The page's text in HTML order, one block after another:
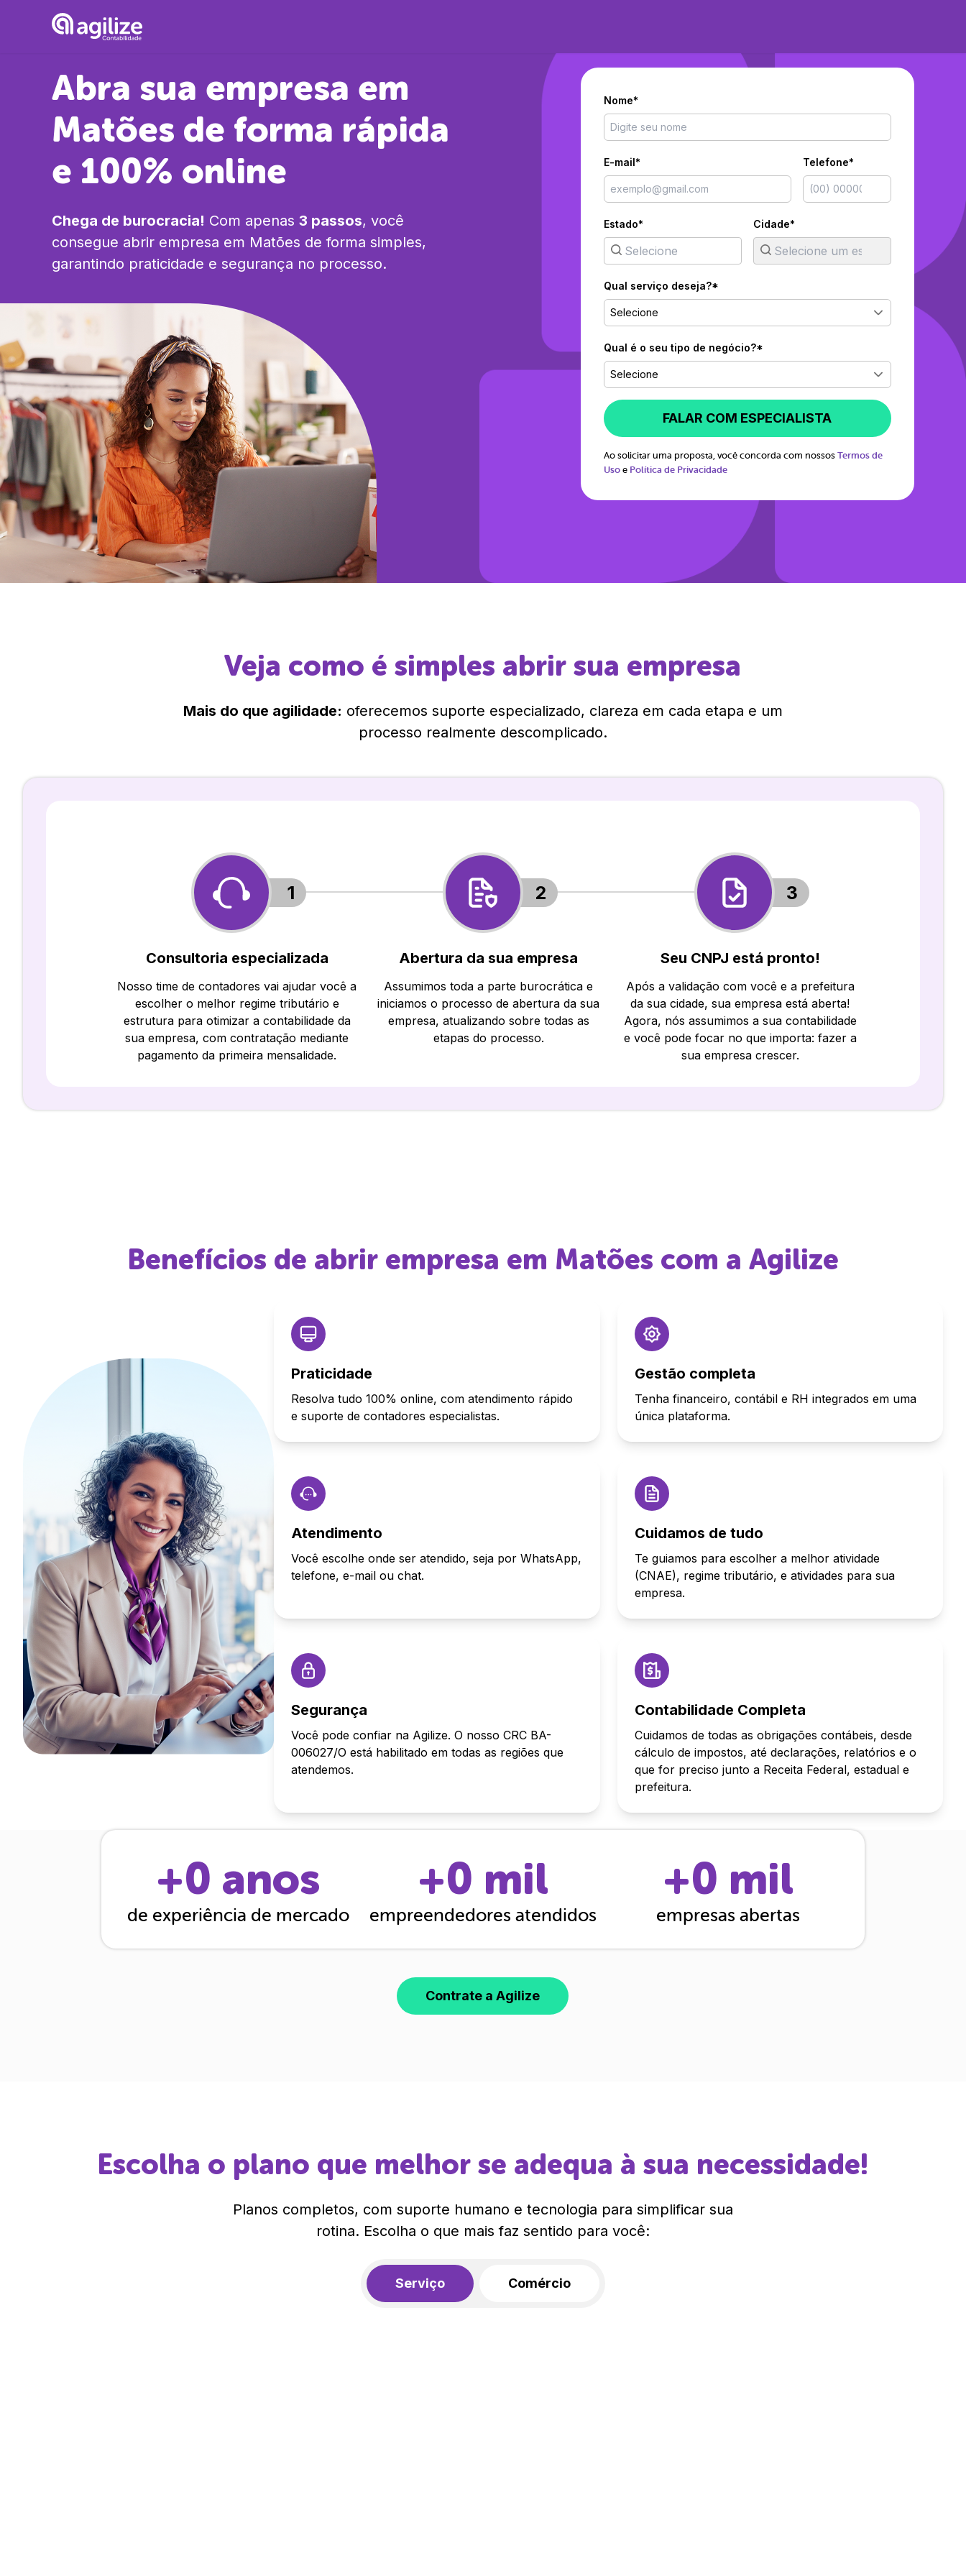
Abra sua empresa em
Matões de forma rápida
e 100% online
Chega de burocracia! Com apenas 3 passos, você
consegue abrir empresa em Matões de forma simples,
garantindo praticidade e segurança no processo.
Nome*
E-mail* Telefone*
Estado* Cidade*
Qual serviço deseja?*
Selecione
Qual é o seu tipo de negócio?*
Selecione
FALAR COM ESPECIALISTA
Ao solicitar uma proposta, você concorda com nossos Termos de
Uso e Política de Privacidade
Veja como é simples abrir sua empresa
Mais do que agilidade: oferecemos suporte especializado, clareza em cada etapa e um
processo realmente descomplicado.
1
Consultoria especializada
Nosso time de contadores vai ajudar você a
escolher o melhor regime tributário e
estrutura para otimizar a contabilidade da
sua empresa, com contratação mediante
pagamento da primeira mensalidade.
2
Abertura da sua empresa
Assumimos toda a parte burocrática e
iniciamos o processo de abertura da sua
empresa, atualizando sobre todas as
etapas do processo.
3
Seu CNPJ está pronto!
Após a validação com você e a prefeitura
da sua cidade, sua empresa está aberta!
Agora, nós assumimos a sua contabilidade
e você pode focar no que importa: fazer a
sua empresa crescer.
Benefícios de abrir empresa em Matões com a Agilize
Praticidade
Resolva tudo 100% online, com atendimento rápido
e suporte de contadores especialistas.
Gestão completa
Tenha financeiro, contábil e RH integrados em uma
única plataforma.
Atendimento
Você escolhe onde ser atendido, seja por WhatsApp,
telefone, e-mail ou chat.
Cuidamos de tudo
Te guiamos para escolher a melhor atividade
(CNAE), regime tributário, e atividades para sua
empresa.
Segurança
Você pode confiar na Agilize. O nosso CRC BA-
006027/O está habilitado em todas as regiões que
atendemos.
Contabilidade Completa
Cuidamos de todas as obrigações contábeis, desde
cálculo de impostos, até declarações, relatórios e o
que for preciso junto a Receita Federal, estadual e
prefeitura.
+0 anos
de experiência de mercado
+0 mil
empreendedores atendidos
+0 mil
empresas abertas
Contrate a Agilize
Escolha o plano que melhor se adequa à sua necessidade!
Planos completos, com suporte humano e tecnologia para simplificar sua
rotina. Escolha o que mais faz sentido para você:
Serviço Comércio